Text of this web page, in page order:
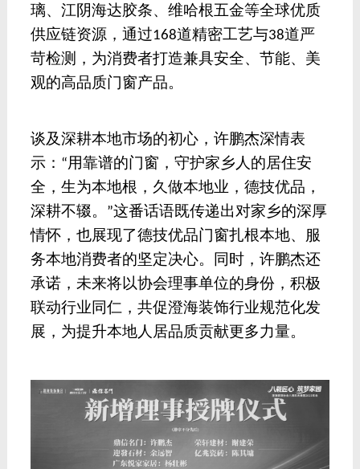
璃、江阴海达胶条、维哈根五金等全球优质
供应链资源，通过168道精密工艺与38道严
苛检测，为消费者打造兼具安全、节能、美
观的高品质门窗产品。
谈及深耕本地市场的初心，许鹏杰深情表
示： “用靠谱的门窗，守护家乡人的居住安
全，生为本地根，久做本地业，德技优品，
深耕不辍。
”这番话语既传递出对家乡的深厚
情怀，也展现了德技优品门窗扎根本地、服
务本地消费者的坚定决心。同时， 许鹏杰还
承诺，未来将以协会理事单位的身份，积极
联动行业同仁，共促澄海装饰行业规范化发
展，为提升本地人居品质贡献更多力量。